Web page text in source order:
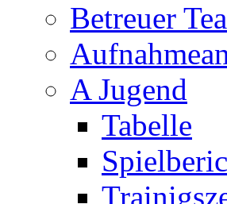
Betreuer
A Jugend
Tabelle